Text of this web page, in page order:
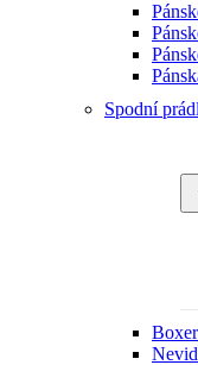
Spodní